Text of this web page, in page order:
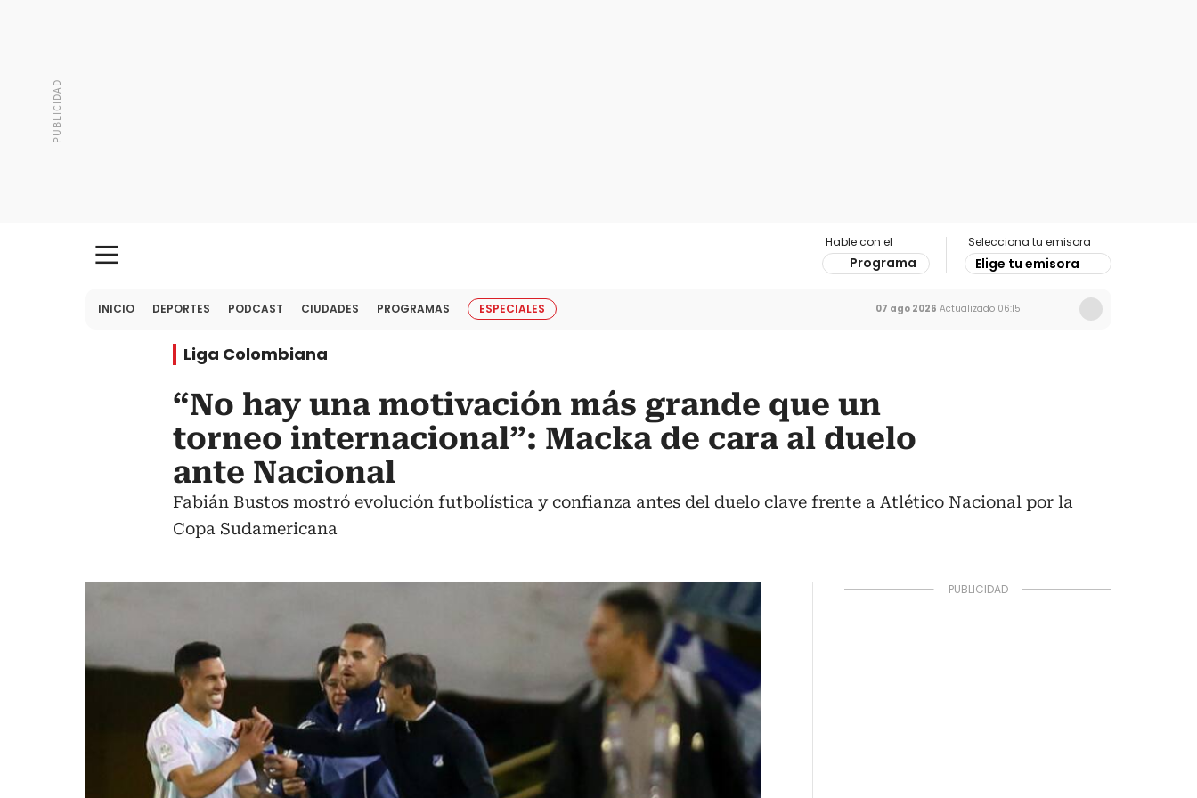
Hable con el
Programa
Selecciona tu emisora
Elige tu emisora
INICIO DEPORTES PODCAST CIUDADES PROGRAMAS ESPECIALES 07 ago 2026 Actualizado 06:15
Liga Colombiana
“No hay una motivación más grande que un
torneo internacional”: Macka de cara al duelo
ante Nacional
Fabián Bustos mostró evolución futbolística y confianza antes del duelo clave frente a Atlético Nacional por la
Copa Sudamericana